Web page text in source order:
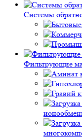
Системы
Фильтрующие